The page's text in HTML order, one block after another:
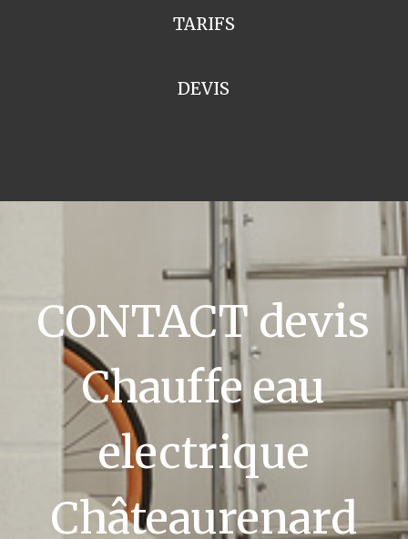
TARIFS
DEVIS
CONTACT devis
Chauffe eau
electrique
Châteaurenard